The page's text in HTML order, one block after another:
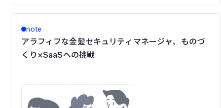
note
アラフィフな金髪セキュリティマネージャ、ものづ
くり×SaaSへの挑戦